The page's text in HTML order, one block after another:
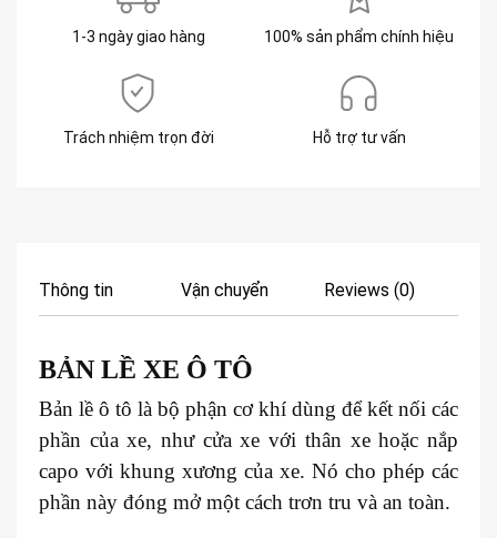
1-3 ngày giao hàng 100% sản phẩm chính hiệu
Trách nhiệm trọn đời Hỗ trợ tư vấn
Thông tin Vận chuyển Reviews (0)
BẢN LỀ XE Ô TÔ
Bản lề ô tô là bộ phận cơ khí dùng để kết nối các
phần của xe, như cửa xe với thân xe hoặc nắp
capo với khung xương của xe. Nó cho phép các
phần này đóng mở một cách trơn tru và an toàn.